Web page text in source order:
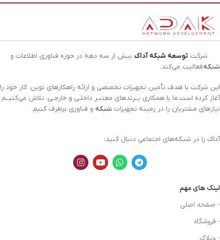
شرکت توسعه شبکه آداک بیش از سه دهه در حوزه فناوری اطلاعات و
شبکهفعالیت می‌کند.
این شرکت با هدف تأمین تجهیزات تخصصی و ارائه راهکارهای نوین، کار خود را
آغاز کرده است.ما با همکاری بــرندهای معتبـر داخلـی و خارجـی، تلاش می‌کنیــم
نیازهای مشتریان را در زمینه تجهیزات شبکه و فناوری برطرف کنیم.
آداک را در شبکه‌های اجتماعی دنبال کنید:
لینک های مهم
- صفحه اصلی
- فروشگاه